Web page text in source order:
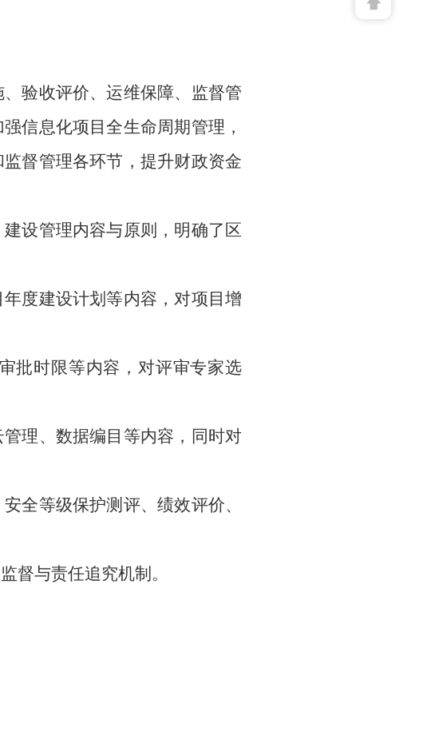
验收评价、运维保障、监督管
信息化项目全生命周期管理，
督管理各环节，提升财政资金
设管理内容与原则，明确了区
度建设计划等内容，对项目增
批时限等内容，对评审专家选
理、数据编目等内容，同时对
全等级保护测评、绩效评价、
督与责任追究机制。